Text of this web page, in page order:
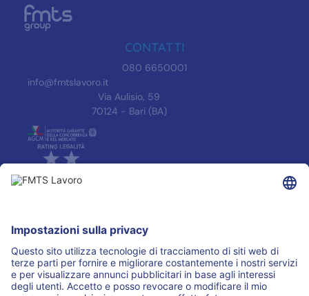
CONTATTI
080 6650001
info@fmtslavoro.it
Via Aulisio, 59
70124 - Bari (BA)
Accreditamenti
ASSOCIAZIONI